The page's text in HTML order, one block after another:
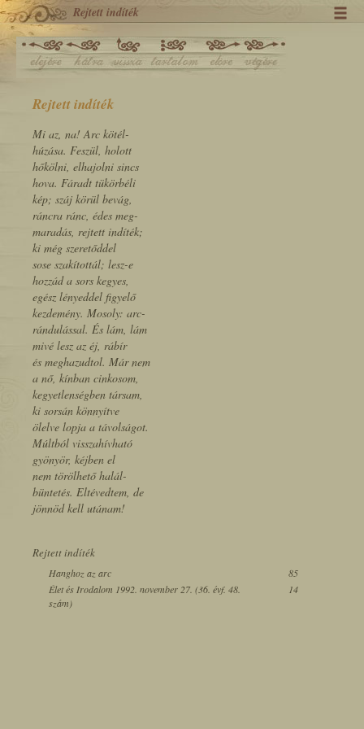
Rejtett indíték
Rejtett indíték
Mi az, na! Arc kötél-
húzása. Feszül, holott
hőkölni, elhajolni sincs
hova. Fáradt tükörbéli
kép; száj körül bevág,
ráncra ránc, édes meg-
maradás, rejtett indíték;
ki még szeretőddel
sose szakítottál; lesz-e
hozzád a sors kegyes,
egész lényeddel figyelő
kezdemény. Mosoly: arc-
rándulással. És lám, lám
mivé lesz az éj, rábír
és meghazudtol. Már nem
a nő, kínban cinkosom,
kegyetlenségben társam,
ki sorsán könnyítve
ölelve lopja a távolságot.
Múltból visszahívható
gyönyör, kéjben el
nem törölhető halál-
büntetés. Eltévedtem, de
jönnöd kell utánam!
Rejtett indíték
Hanghoz az arc
85
Élet és Irodalom 1992. november 27. (36. évf. 48.
szám)
14